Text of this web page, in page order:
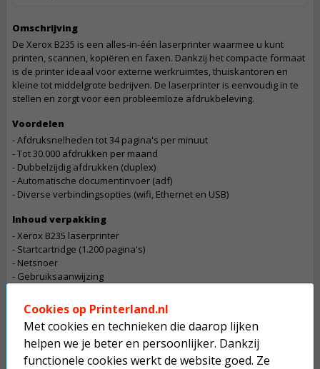
Omschrijving
De Xerox B235 is een alles-in-één laserprinter waarmee u kunt
printen, scannen, kopiëren en faxen. Dankzij het compacte formaat
is de printer ideaal voor externe werkruimtes, thuiskantoren en
kleine tot middelgrote bedrijven. De laserprinter is eenvoudig in te
stellen en zorgt voor een probleemloze afdrukbeleving.
Voordelen
- Afdruksnelheden tot 34 pagina's per minuut
- Tot 30.000 afdrukken per maand
- Dubbelzijdig afdrukken (duplex)
- Automatische documentinvoer (adf)
- Diverse verbindingsopties (wifi, Ethernet en USB)
Inhoud verpakking
- Xerox B235 laserprinter
- Startcartridge (1.200 pagina's)
- Netsnoer
- Gebruiksaanwijzing
Let op
De betaling van een bestelling die dit product bevat gaat in overleg
Dit product mag maximaal 1 keer besteld worden.
Cookies op Printerland.nl
Met cookies en technieken die daarop lijken
helpen we je beter en persoonlijker. Dankzij
functionele cookies werkt de website goed. Ze